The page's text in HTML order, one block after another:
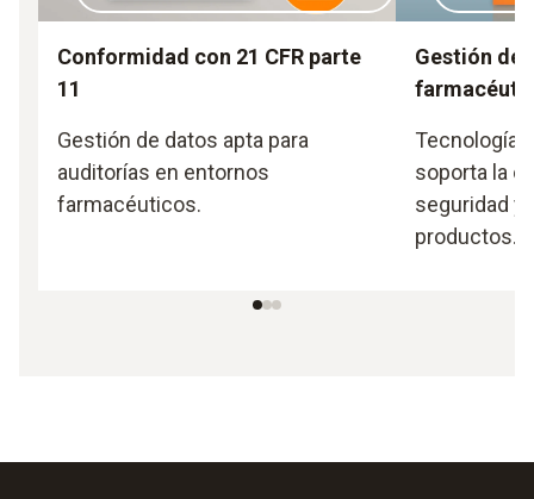
Conformidad con 21 CFR parte
11
Gestión de datos apta para
auditorías en entornos
farmacéuticos.
Gestión de
Tecnología
soporta la
seguridad y
productos.